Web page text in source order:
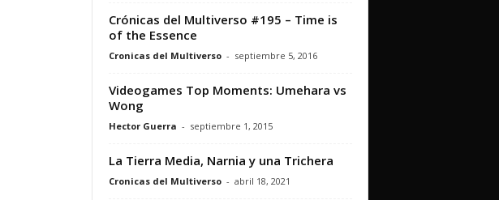
Crónicas del Multiverso #195 – Time is
of the Essence
Cronicas del Multiverso - septiembre 5, 2016
Videogames Top Moments: Umehara vs
Wong
Hector Guerra - septiembre 1, 2015
La Tierra Media, Narnia y una Trichera
Cronicas del Multiverso - abril 18, 2021